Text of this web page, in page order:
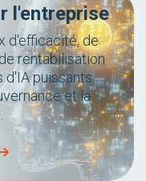
l'entreprise
d'efficacité, de
rentabilisation
d'IA puissants
et la